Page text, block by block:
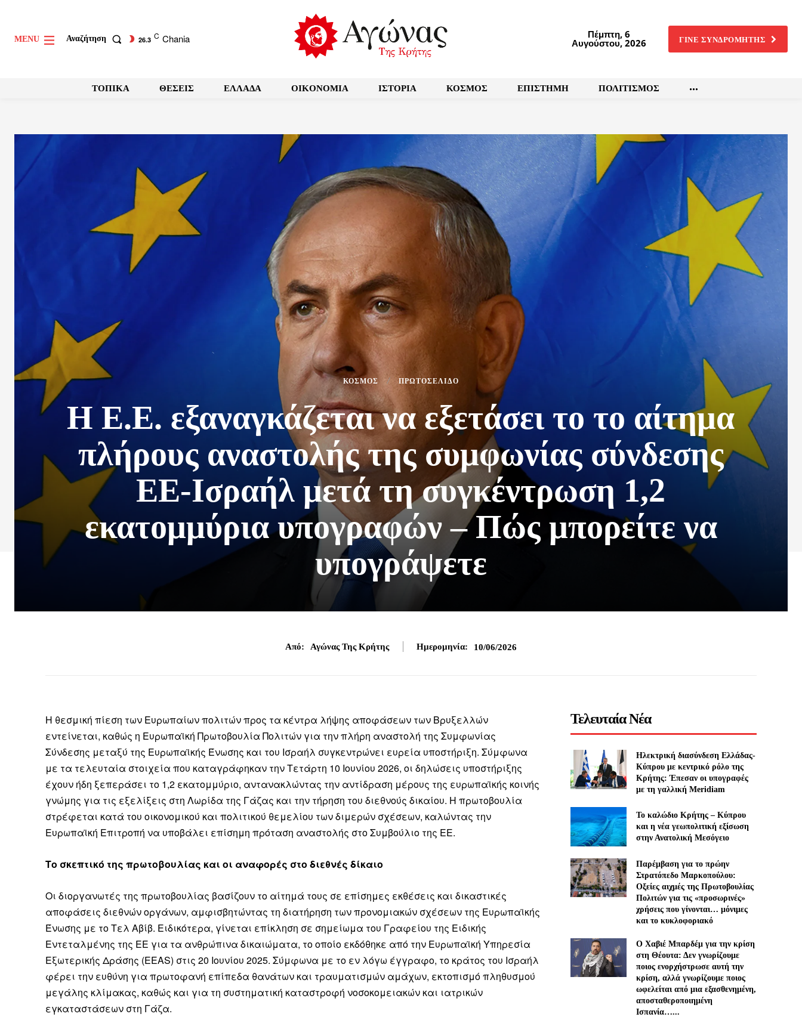
MENU Αναζήτηση 26.3 C Chania Πέμπτη, 6
Αυγούστου, 2026 ΓΙΝΕ ΣΥΝΔΡΟΜΗΤΗΣ
ΤΟΠΙΚΑ ΘΕΣΕΙΣ ΕΛΛΑΔΑ OIKONOMIA ΙΣΤΟΡΙΑ ΚΟΣΜΟΣ ΕΠΙΣΤΗΜΗ ΠΟΛΙΤΙΣΜΟΣ
ΚΟΣΜΟΣ ΠΡΩΤΟΣΕΛΙΔΟ
Η Ε.Ε. εξαναγκάζεται να εξετάσει το το αίτημα
πλήρους αναστολής της συμφωνίας σύνδεσης
ΕΕ-Ισραήλ μετά τη συγκέντρωση 1,2
εκατομμύρια υπογραφών – Πώς μπορείτε να
υπογράψετε
Από: Αγώνας Της Κρήτης Ημερομηνία: 10/06/2026
Η θεσμική πίεση των Ευρωπαίων πολιτών προς τα κέντρα λήψης αποφάσεων των Βρυξελλών
εντείνεται, καθώς η Ευρωπαϊκή Πρωτοβουλία Πολιτών για την πλήρη αναστολή της Συμφωνίας
Σύνδεσης μεταξύ της Ευρωπαϊκής Ένωσης και του Ισραήλ συγκεντρώνει ευρεία υποστήριξη. Σύμφωνα
με τα τελευταία στοιχεία που καταγράφηκαν την Τετάρτη 10 Ιουνίου 2026, οι δηλώσεις υποστήριξης
έχουν ήδη ξεπεράσει το 1,2 εκατομμύριο, αντανακλώντας την αντίδραση μέρους της ευρωπαϊκής κοινής
γνώμης για τις εξελίξεις στη Λωρίδα της Γάζας και την τήρηση του διεθνούς δικαίου. Η πρωτοβουλία
στρέφεται κατά του οικονομικού και πολιτικού θεμελίου των διμερών σχέσεων, καλώντας την
Ευρωπαϊκή Επιτροπή να υποβάλει επίσημη πρόταση αναστολής στο Συμβούλιο της ΕΕ.
Το σκεπτικό της πρωτοβουλίας και οι αναφορές στο διεθνές δίκαιο
Οι διοργανωτές της πρωτοβουλίας βασίζουν το αίτημά τους σε επίσημες εκθέσεις και δικαστικές
αποφάσεις διεθνών οργάνων, αμφισβητώντας τη διατήρηση των προνομιακών σχέσεων της Ευρωπαϊκής
Ένωσης με το Τελ Αβίβ. Ειδικότερα, γίνεται επίκληση σε σημείωμα του Γραφείου της Ειδικής
Εντεταλμένης της ΕΕ για τα ανθρώπινα δικαιώματα, το οποίο εκδόθηκε από την Ευρωπαϊκή Υπηρεσία
Εξωτερικής Δράσης (EEAS) στις 20 Ιουνίου 2025. Σύμφωνα με το εν λόγω έγγραφο, το κράτος του Ισραήλ
φέρει την ευθύνη για πρωτοφανή επίπεδα θανάτων και τραυματισμών αμάχων, εκτοπισμό πληθυσμού
μεγάλης κλίμακας, καθώς και για τη συστηματική καταστροφή νοσοκομειακών και ιατρικών
εγκαταστάσεων στη Γάζα.
Τελευταία Νέα
Ηλεκτρική διασύνδεση Ελλάδας-
Κύπρου με κεντρικό ρόλο της
Κρήτης: Έπεσαν οι υπογραφές
με τη γαλλική Meridiam
Το καλώδιο Κρήτης – Κύπρου
και η νέα γεωπολιτική εξίσωση
στην Ανατολική Μεσόγειο
Παρέμβαση για το πρώην
Στρατόπεδο Μαρκοπούλου:
Οξείες αιχμές της Πρωτοβουλίας
Πολιτών για τις «προσωρινές»
χρήσεις που γίνονται… μόνιμες
και το κυκλοφοριακό
Ο Χαβιέ Μπαρδέμ για την κρίση
στη Θέουτα: Δεν γνωρίζουμε
ποιος ενορχήστρωσε αυτή την
κρίση, αλλά γνωρίζουμε ποιος
ωφελείται από μια εξασθενημένη,
αποσταθεροποιημένη
Ισπανία…...